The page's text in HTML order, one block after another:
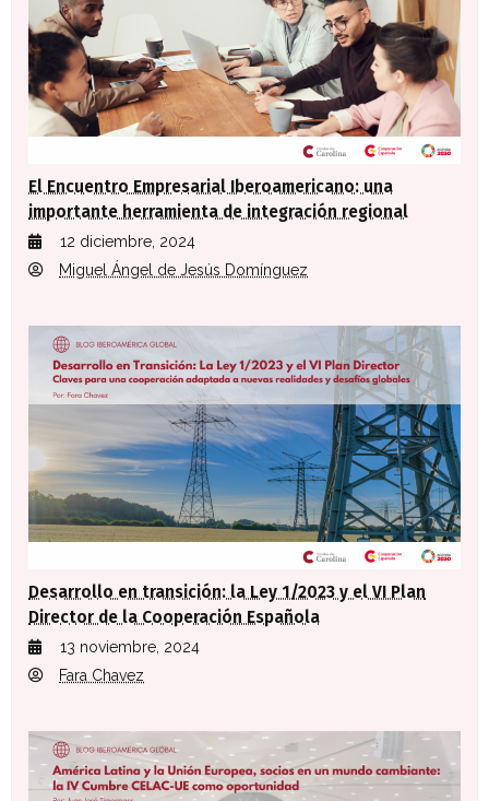
El Encuentro Empresarial Iberoamericano: una
importante herramienta de integración regional
12 diciembre, 2024
Miguel Ángel de Jesús Domínguez
Desarrollo en transición: la Ley 1/2023 y el VI Plan
Director de la Cooperación Española
13 noviembre, 2024
Fara Chavez